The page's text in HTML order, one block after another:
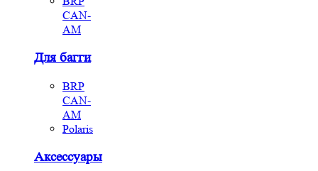
CAN-
AM
Для багги
BRP
CAN-
AM
Polaris
Аксессуары